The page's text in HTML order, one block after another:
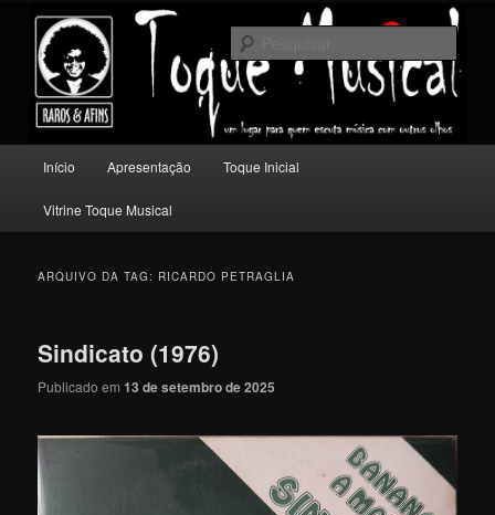
conteúdo
principal
conteúdo
secundário
Toque Musical
Um lugar para quem escuta música com outros olhos.
principal
Início Apresentação Toque Inicial
Vitrine Toque Musical
ARQUIVO DA TAG: RICARDO PETRAGLIA
Sindicato (1976)
Publicado em13 de setembro de 2025